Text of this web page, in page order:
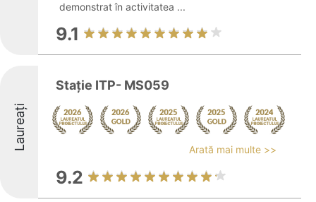
demonstrat în activitatea ...
9.1
Laureați
Stație ITP- MS059
Arată mai multe >>
9.2